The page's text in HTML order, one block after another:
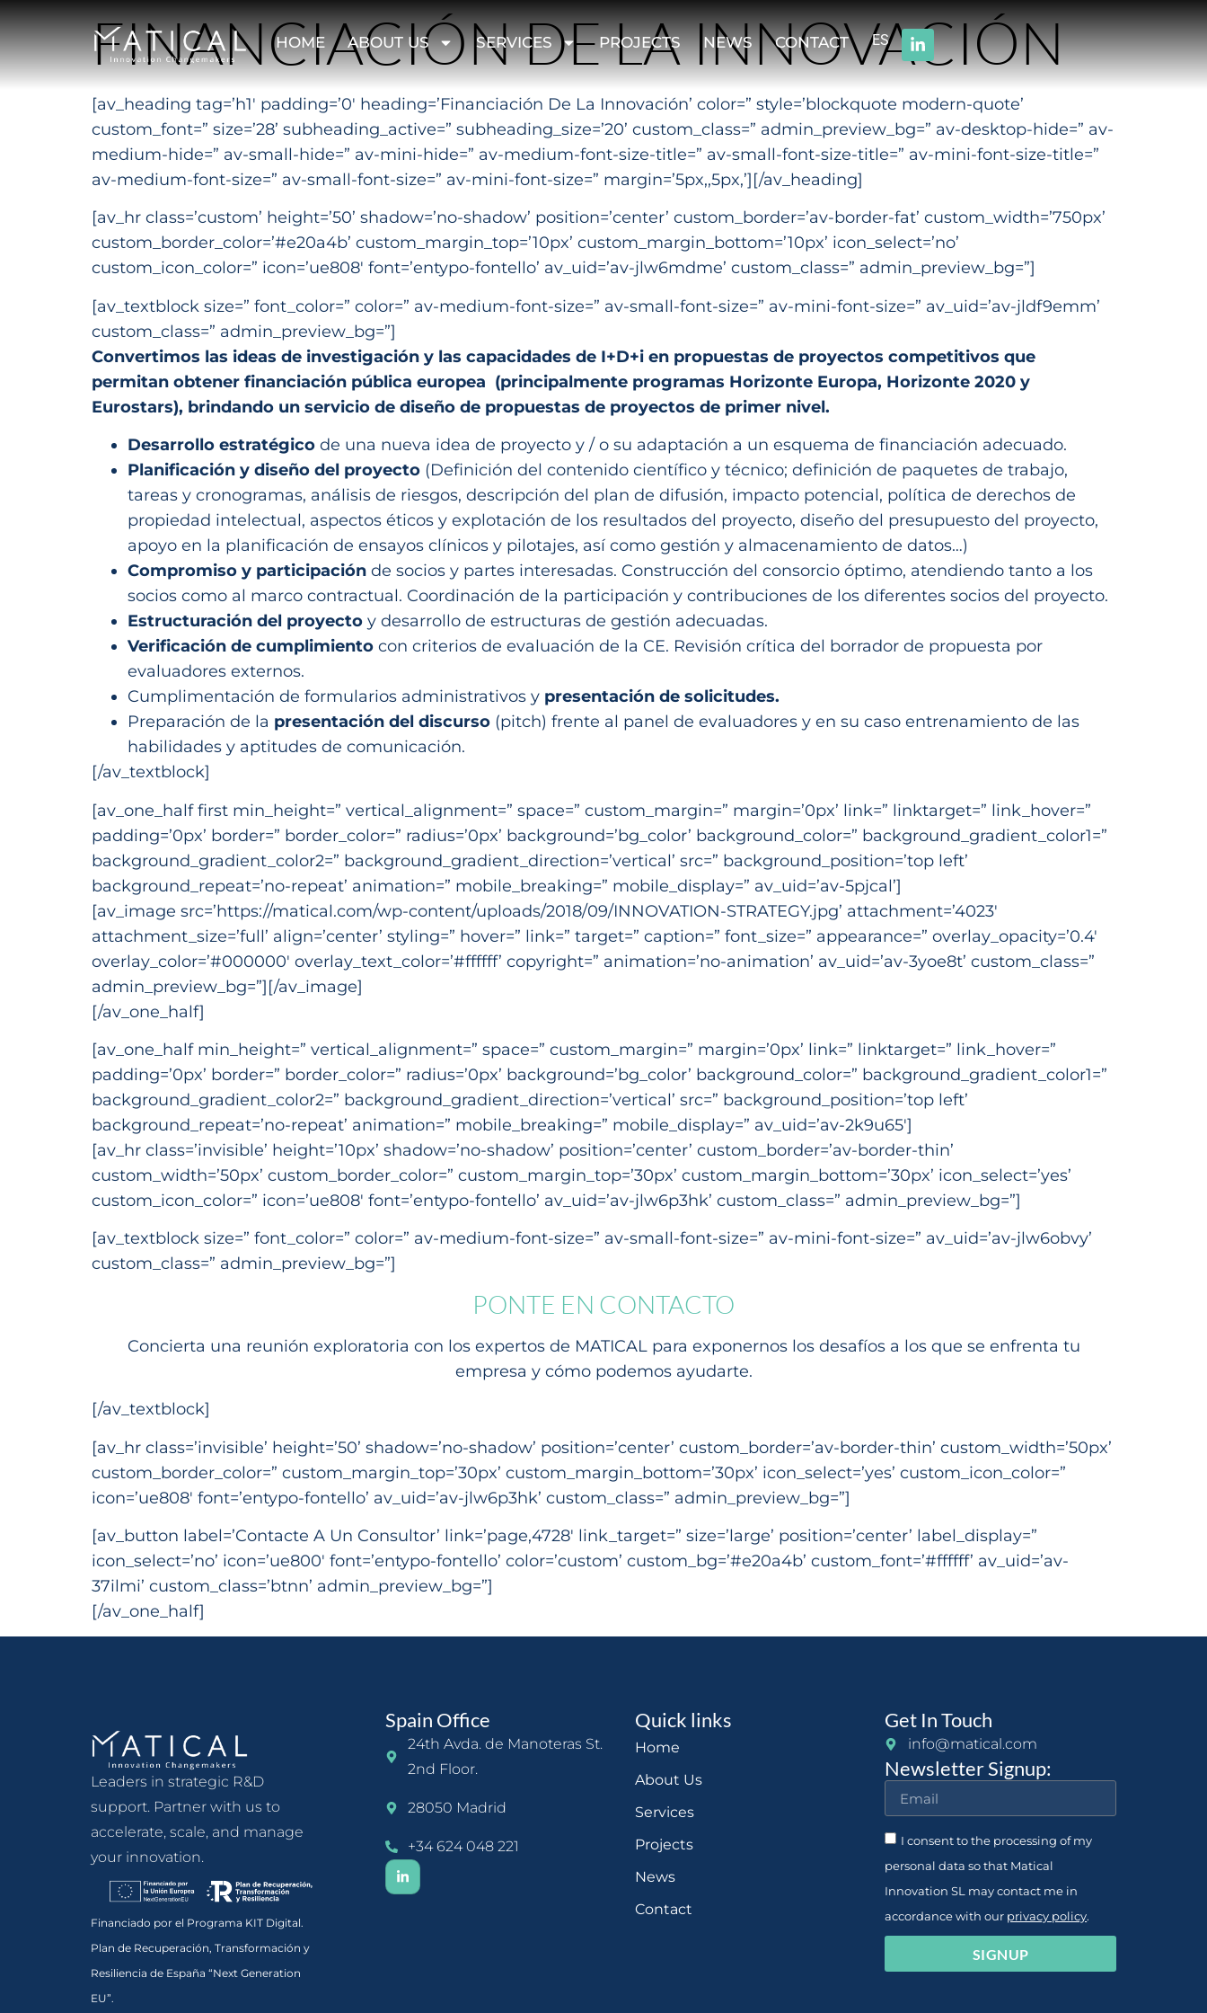
HOME ABOUT US SERVICES PROJECTS NEWS CONTACT ES
FINANCIACIÓN DE LA INNOVACIÓN
[av_heading tag=’h1′ padding=’0′ heading=’Financiación De La Innovación’ color=” style=’blockquote modern-quote’
custom_font=” size=’28’ subheading_active=” subheading_size=’20’ custom_class=” admin_preview_bg=” av-desktop-hide=” av-
medium-hide=” av-small-hide=” av-mini-hide=” av-medium-font-size-title=” av-small-font-size-title=” av-mini-font-size-title=”
av-medium-font-size=” av-small-font-size=” av-mini-font-size=” margin=’5px,,5px,’][/av_heading]
[av_hr class=’custom’ height=’50’ shadow=’no-shadow’ position=’center’ custom_border=’av-border-fat’ custom_width=’750px’
custom_border_color=’#e20a4b’ custom_margin_top=’10px’ custom_margin_bottom=’10px’ icon_select=’no’
custom_icon_color=” icon=’ue808′ font=’entypo-fontello’ av_uid=’av-jlw6mdme’ custom_class=” admin_preview_bg=”]
[av_textblock size=” font_color=” color=” av-medium-font-size=” av-small-font-size=” av-mini-font-size=” av_uid=’av-jldf9emm’
custom_class=” admin_preview_bg=”]
Convertimos las ideas de investigación y las capacidades de I+D+i en propuestas de proyectos competitivos que
permitan obtener financiación pública europea (principalmente programas Horizonte Europa, Horizonte 2020 y
Eurostars), brindando un servicio de diseño de propuestas de proyectos de primer nivel.
Desarrollo estratégico de una nueva idea de proyecto y / o su adaptación a un esquema de financiación adecuado.
Planificación y diseño del proyecto (Definición del contenido científico y técnico; definición de paquetes de trabajo,
tareas y cronogramas, análisis de riesgos, descripción del plan de difusión, impacto potencial, política de derechos de
propiedad intelectual, aspectos éticos y explotación de los resultados del proyecto, diseño del presupuesto del proyecto,
apoyo en la planificación de ensayos clínicos y pilotajes, así como gestión y almacenamiento de datos…)
Compromiso y participación de socios y partes interesadas. Construcción del consorcio óptimo, atendiendo tanto a los
socios como al marco contractual. Coordinación de la participación y contribuciones de los diferentes socios del proyecto.
Estructuración del proyecto y desarrollo de estructuras de gestión adecuadas.
Verificación de cumplimiento con criterios de evaluación de la CE. Revisión crítica del borrador de propuesta por
evaluadores externos.
Cumplimentación de formularios administrativos y presentación de solicitudes.
Preparación de la presentación del discurso (pitch) frente al panel de evaluadores y en su caso entrenamiento de las
habilidades y aptitudes de comunicación.
[/av_textblock]
[av_one_half first min_height=” vertical_alignment=” space=” custom_margin=” margin=’0px’ link=” linktarget=” link_hover=”
padding=’0px’ border=” border_color=” radius=’0px’ background=’bg_color’ background_color=” background_gradient_color1=”
background_gradient_color2=” background_gradient_direction=’vertical’ src=” background_position=’top left’
background_repeat=’no-repeat’ animation=” mobile_breaking=” mobile_display=” av_uid=’av-5pjcal’]
[av_image src=’https://matical.com/wp-content/uploads/2018/09/INNOVATION-STRATEGY.jpg’ attachment=’4023′
attachment_size=’full’ align=’center’ styling=” hover=” link=” target=” caption=” font_size=” appearance=” overlay_opacity=’0.4′
overlay_color=’#000000′ overlay_text_color=’#ffffff’ copyright=” animation=’no-animation’ av_uid=’av-3yoe8t’ custom_class=”
admin_preview_bg=”][/av_image]
[/av_one_half]
[av_one_half min_height=” vertical_alignment=” space=” custom_margin=” margin=’0px’ link=” linktarget=” link_hover=”
padding=’0px’ border=” border_color=” radius=’0px’ background=’bg_color’ background_color=” background_gradient_color1=”
background_gradient_color2=” background_gradient_direction=’vertical’ src=” background_position=’top left’
background_repeat=’no-repeat’ animation=” mobile_breaking=” mobile_display=” av_uid=’av-2k9u65′]
[av_hr class=’invisible’ height=’10px’ shadow=’no-shadow’ position=’center’ custom_border=’av-border-thin’
custom_width=’50px’ custom_border_color=” custom_margin_top=’30px’ custom_margin_bottom=’30px’ icon_select=’yes’
custom_icon_color=” icon=’ue808′ font=’entypo-fontello’ av_uid=’av-jlw6p3hk’ custom_class=” admin_preview_bg=”]
[av_textblock size=” font_color=” color=” av-medium-font-size=” av-small-font-size=” av-mini-font-size=” av_uid=’av-jlw6obvy’
custom_class=” admin_preview_bg=”]
PONTE EN CONTACTO
Concierta una reunión exploratoria con los expertos de MATICAL para exponernos los desafíos a los que se enfrenta tu
empresa y cómo podemos ayudarte.
[/av_textblock]
[av_hr class=’invisible’ height=’50’ shadow=’no-shadow’ position=’center’ custom_border=’av-border-thin’ custom_width=’50px’
custom_border_color=” custom_margin_top=’30px’ custom_margin_bottom=’30px’ icon_select=’yes’ custom_icon_color=”
icon=’ue808′ font=’entypo-fontello’ av_uid=’av-jlw6p3hk’ custom_class=” admin_preview_bg=”]
[av_button label=’Contacte A Un Consultor’ link=’page,4728′ link_target=” size=’large’ position=’center’ label_display=”
icon_select=’no’ icon=’ue800′ font=’entypo-fontello’ color=’custom’ custom_bg=’#e20a4b’ custom_font=’#ffffff’ av_uid=’av-
37ilmi’ custom_class=’btnn’ admin_preview_bg=”]
[/av_one_half]
Leaders in strategic R&D
support. Partner with us to
accelerate, scale, and manage
your innovation.
Financiado por el Programa KIT Digital.
Plan de Recuperación, Transformación y
Resiliencia de España “Next Generation
EU”.
Spain Office
24th Avda. de Manoteras St.
2nd Floor.
28050 Madrid
+34 624 048 221
Quick links
Home
About Us
Services
Projects
News
Contact
Get In Touch
info@matical.com
Newsletter Signup:
I consent to the processing of my
personal data so that Matical
Innovation SL may contact me in
accordance with our privacy policy.
SIGNUP